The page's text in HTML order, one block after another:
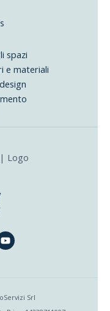
spazi
e materiali
Srl